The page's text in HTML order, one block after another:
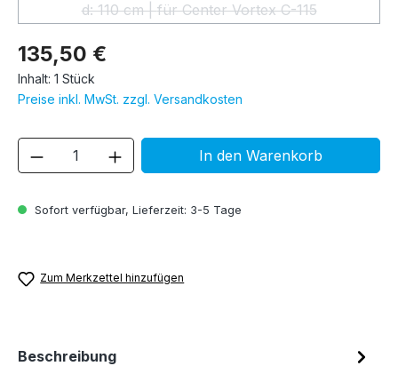
135,50 €
Inhalt: 1 Stück
Preise inkl. MwSt. zzgl. Versandkosten
Sofort verfügbar, Lieferzeit: 3-5 Tage
d: 110 cm | für Center Vortex C-115
(Diese Option ist zurzeit nicht
Produkt Anzahl: Gib denIn den Warenkorb
Zum Merkzettel hinzufügen
Beschreibung